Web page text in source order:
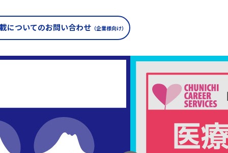
についてのお問い合わせ （企業様向け）